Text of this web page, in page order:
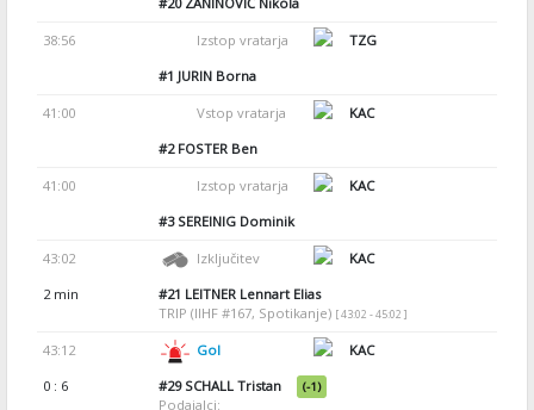
38:56 Izstop vratarja
TZG
#1 JURIN Borna
41:00 Vstop vratarja
KAC
#2FOSTER Ben
41:00 Izstop vratarja
KAC
#3SEREINIG Dominik
43:02 Izključitev
KAC
2 min
#21 LEITNER Lennart Elias
TRIP (IIHF #167, Spotikanje) [ 43:02 - 45:02 ]
43:12 Gol
KAC
0 : 6
#29SCHALL Tristan (-1)
Podajalci: